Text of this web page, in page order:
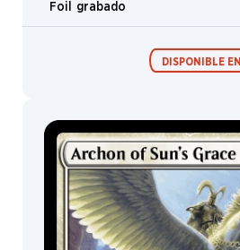
Jakub
Kasper
James
Zapata
Jana
Schirmer
Johannes
Foil grabado
DISPONIBLE EN
Sobre / Caja de
sobres de